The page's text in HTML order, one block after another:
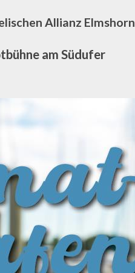
Allianz Elmshorn
am Südufer